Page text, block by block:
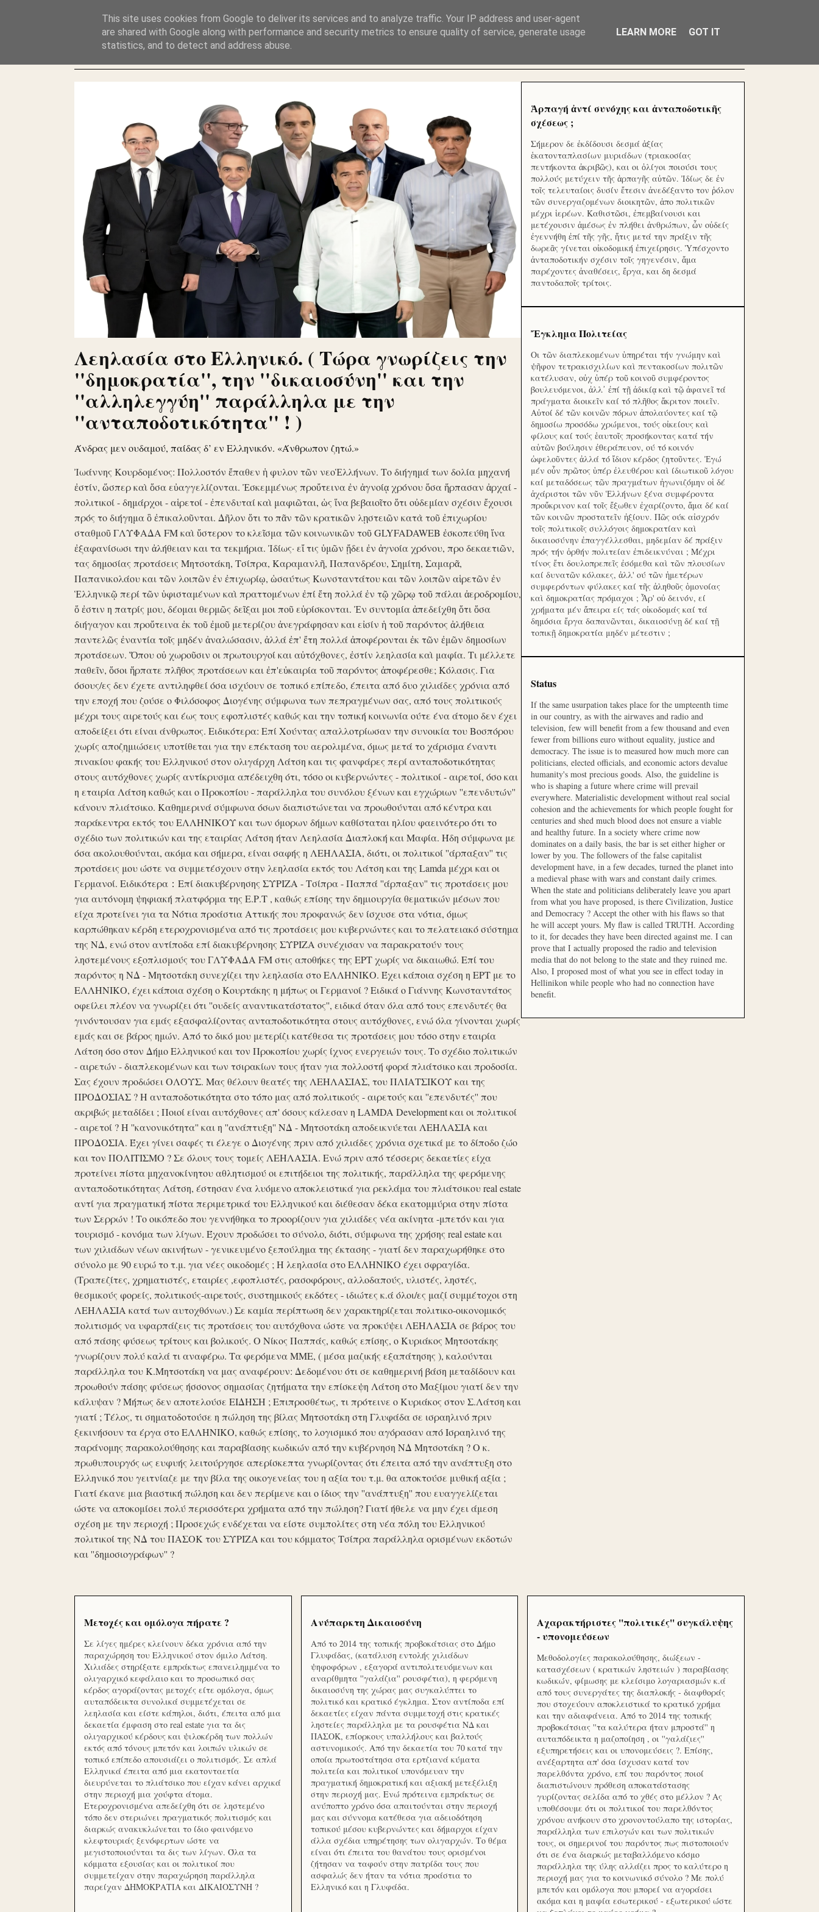
ΛΕΗΛΑΣΙΑ ΚΑΙ ΕΓΚΛΗΜΑ ?
Λεηλασία στο Ελληνικό. ( Τώρα γνωρίζεις την
''δημοκρατία'', την ''δικαιοσύνη'' και την
''αλληλεγγύη'' παράλληλα με την
''ανταποδοτικότητα'' ! )
Άνδρας μεν ουδαμού, παίδας δ’ εν Ελληνικόν. «Άνθρωπον ζητώ.»
Ἰωάννης Κουρδομένος: Πολλοστόν ἔπαθεν ἡ φυλον τῶν νεοἙλλήνων. Το διήγημά των δολία μηχανή
ἐστίν, ὥσπερ καὶ ὅσα εὐαγγελίζονται. Ἐσκεμμένως προὔτεινα ἐν ἀγνοίᾳ χρόνου ὅσα ἥρπασαν ἀρχαί -
πολιτικοί - δημάρχοι - αἱρετοί - ἐπενδυταί καὶ μαφιῶται, ὡς ἵνα βεβαιοῖτο ὅτι οὐδεμίαν σχέσιν ἔχουσι
πρός το διήγημα ὃ ἐπικαλοῦνται. Δῆλον ὅτι το πᾶν τῶν κρατικῶν λῃστειῶν κατὰ τοῦ ἐπιχωρίου
σταθμοῦ ΓΛΥΦΑΔΑ FM καὶ ὕστερον το κλεῖσμα τῶν κοινωνικῶν τοῦ GLYFADAWEB ἐσκοπεύθη ἵνα
ἐξαφανίσωσι την ἀλήθειαν και τα τεκμήρια. Ἰδίως· εἴ τις ὑμῶν ᾔδει ἐν ἀγνοία χρόνου, προ δεκαετιῶν,
τας δημοσίας προτάσεις Μητσοτάκη, Τσίπρα, Καραμανλῆ, Παπανδρέου, Σημίτη, Σαμαρᾶ,
Παπανικολάου και τῶν λοιπῶν ἐν ἐπιχωρίῳ, ὡσαύτως Κωνσταντάτου και τῶν λοιπῶν αἱρετῶν ἐν
Ἑλληνικῷ περί τῶν ὑφισταμένων καὶ πραττομένων ἐπί ἔτη πολλά ἐν τῷ χῶρῳ τοῦ πάλαι ἀεροδρομίου,
ὅ ἐστιν η πατρίς μου, δέομαι θερμῶς δεῖξαι μοι ποῦ εὑρίσκονται. Ἐν συντομία ἀπεδείχθη ὅτι ὅσα
διήγαγον και προὔτεινα ἐκ τοῦ ἐμοῦ μετερίζου ἀνεγράφησαν και εἰσίν ἡ τοῦ παρόντος ἀλήθεια
παντελῶς ἐναντία τοῖς μηδέν ἀναλώσασιν, ἀλλά ἐπ' ἔτη πολλά ἀποφέρονται ἐκ τῶν ἐμῶν δημοσίων
προτάσεων. Ὅπου οὐ χωροῦσιν οι πρωτουργοί και αὐτόχθονες, ἐστίν λεηλασία καὶ μαφία. Τι μέλλετε
παθεῖν, ὅσοι ἥρπατε πλῆθος προτάσεων και ἐπ'εὐκαιρία τοῦ παρόντος ἀποφέρεσθε; Κόλασις. Για
όσους/ες δεν έχετε αντιληφθεί όσα ισχύουν σε τοπικό επίπεδο, έπειτα από δυο χιλιάδες χρόνια από
την εποχή που ζούσε ο Φιλόσοφος Διογένης σύμφωνα των πεπραγμένων σας, από τους πολιτικούς
μέχρι τους αιρετούς και έως τους εφοπλιστές καθώς και την τοπική κοινωνία ούτε ένα άτομο δεν έχει
αποδείξει ότι είναι άνθρωπος. Ειδικότερα: Επί Χούντας απαλλοτρίωσαν την συνοικία του Βοσπόρου
χωρίς αποζημιώσεις υποτίθεται για την επέκταση του αερολιμένα, όμως μετά το χάρισμα έναντι
πινακίου φακής του Ελληνικού στον ολιγάρχη Λάτση και τις φανφάρες περί ανταποδοτικότητας
στους αυτόχθονες χωρίς αντίκρυσμα απέδειχθη ότι, τόσο οι κυβερνώντες - πολιτικοί - αιρετοί, όσο και
η εταιρία Λάτση καθώς και ο Προκοπίου - παράλληλα του συνόλου ξένων και εγχώριων ''επενδυτών''
κάνουν πλιάτσικο. Καθημερινά σύμφωνα όσων διαπιστώνεται να προωθούνται από κέντρα και
παράκεντρα εκτός του ΕΛΛΗΝΙΚΟΥ και των όμορων δήμων καθίσταται ηλίου φαεινότερο ότι το
σχέδιο των πολιτικών και της εταιρίας Λάτση ήταν Λεηλασία Διαπλοκή και Μαφία. Ήδη σύμφωνα με
όσα ακολουθούνται, ακόμα και σήμερα, είναι σαφής η ΛΕΗΛΑΣΙΑ, διότι, οι πολιτικοί ''άρπαξαν'' τις
προτάσεις μου ώστε να συμμετέσχουν στην λεηλασία εκτός του Λάτση και της Lamda μέχρι και οι
Γερμανοί. Ειδικότερα：Επί διακυβέρνησης ΣΥΡΙΖΑ - Τσίπρα - Παππά ''άρπαξαν'' τις προτάσεις μου
για αυτόνομη ψηφιακή πλατφόρμα της Ε.Ρ.Τ , καθώς επίσης την δημιουργία θεματικών μέσων που
είχα προτείνει για τα Νότια προάστια Αττικής που προφανώς δεν ίσχυσε στα νότια, όμως
καρπώθηκαν κέρδη ετεροχρονισμένα από τις προτάσεις μου κυβερνώντες και το πελατειακό σύστημα
της ΝΔ, ενώ στον αντίποδα επί διακυβέρνησης ΣΥΡΙΖΑ συνέχισαν να παρακρατούν τους
ληστεμένους εξοπλισμούς του ΓΛΥΦΑΔΑ FM στις αποθήκες της ΕΡΤ χωρίς να δικαιωθώ. Επί του
παρόντος η ΝΔ - Μητσοτάκη συνεχίζει την λεηλασία στο ΕΛΛΗΝΙΚΟ. Έχει κάποια σχέση η ΕΡΤ με το
ΕΛΛΗΝΙΚΟ, έχει κάποια σχέση ο Κουρτάκης η μήπως οι Γερμανοί ? Ειδικά ο Γιάννης Κωνσταντάτος
οφείλει πλέον να γνωρίζει ότι ''ουδείς αναντικατάστατος'', ειδικά όταν όλα από τους επενδυτές θα
γινόντουσαν για εμάς εξασφαλίζοντας ανταποδοτικότητα στους αυτόχθονες, ενώ όλα γίνονται χωρίς
εμάς και σε βάρος ημών. Από το δικό μου μετερίζι κατέθεσα τις προτάσεις μου τόσο στην εταιρία
Λάτση όσο στον Δήμο Ελληνικού και τον Προκοπίου χωρίς ίχνος ενεργειών τους. Το σχέδιο πολιτικών
- αιρετών - διαπλεκομένων και των τσιρακίων τους ήταν για πολλοστή φορά πλιάτσικο και προδοσία.
Σας έχουν προδώσει ΟΛΟΥΣ. Μας θέλουν θεατές της ΛΕΗΛΑΣΙΑΣ, του ΠΛΙΑΤΣΙΚΟΥ και της
ΠΡΟΔΟΣΙΑΣ ? Η ανταποδοτικότητα στο τόπο μας από πολιτικούς - αιρετούς και ''επενδυτές'' που
ακριβώς μεταδίδει ; Ποιοί είναι αυτόχθονες απ' όσους κάλεσαν η LAMDA Development και οι πολιτικοί
- αιρετοί ? Η ''κανονικότητα'' και η ''ανάπτυξη'' ΝΔ - Μητσοτάκη αποδεικνύεται ΛΕΗΛΑΣΙΑ και
ΠΡΟΔΟΣΙΑ. Έχει γίνει σαφές τι έλεγε ο Διογένης πριν από χιλιάδες χρόνια σχετικά με το δίποδο ζώο
και τον ΠΟΛΙΤΙΣΜΟ ? Σε όλους τους τομείς ΛΕΗΛΑΣΙΑ. Ενώ πριν από τέσσερις δεκαετίες είχα
προτείνει πίστα μηχανοκίνητου αθλητισμού οι επιτήδειοι της πολιτικής, παράλληλα της φερόμενης
ανταποδοτικότητας Λάτση, έστησαν ένα λυόμενο αποκλειστικά για ρεκλάμα του πλιάτσικου real estate
αντί για πραγματική πίστα περιμετρικά του Ελληνικού και διέθεσαν δέκα εκατομμύρια στην πίστα
των Σερρών ! Το οικόπεδο που γεννήθηκα το προορίζουν για χιλιάδες νέα ακίνητα -μπετόν και για
τουρισμό - κονόμα των λίγων. Έχουν προδώσει το σύνολο, διότι, σύμφωνα της χρήσης real estate και
των χιλιάδων νέων ακινήτων - γενικευμένο ξεπούλημα της έκτασης - γιατί δεν παραχωρήθηκε στο
σύνολο με 90 ευρώ το τ.μ. για νέες οικοδομές ; Η λεηλασία στο ΕΛΛΗΝΙΚΟ έχει σφραγίδα.
(Τραπεζίτες, χρηματιστές, εταιρίες ,εφοπλιστές, ρασοφόρους, αλλοδαπούς, υλιστές, ληστές,
θεσμικούς φορείς, πολιτικούς-αιρετούς, συστημικούς εκδότες - ιδιώτες κ.ά όλοι/ες μαζί συμμέτοχοι στη
ΛΕΗΛΑΣΙΑ κατά των αυτοχθόνων.) Σε καμία περίπτωση δεν χαρακτηρίζεται πολιτικο-οικονομικός
πολιτισμός να υφαρπάζεις τις προτάσεις του αυτόχθονα ώστε να προκύψει ΛΕΗΛΑΣΙΑ σε βάρος του
από πάσης φύσεως τρίτους και βολικούς. Ο Νίκος Παππάς, καθώς επίσης, ο Κυριάκος Μητσοτάκης
γνωρίζουν πολύ καλά τι αναφέρω. Τα φερόμενα ΜΜΕ, ( μέσα μαζικής εξαπάτησης ), καλούνται
παράλληλα του Κ.Μητσοτάκη να μας αναφέρουν: Δεδομένου ότι σε καθημερινή βάση μεταδίδουν και
προωθούν πάσης φύσεως ήσσονος σημασίας ζητήματα την επίσκεψη Λάτση στο Μαξίμου γιατί δεν την
κάλυψαν ? Μήπως δεν αποτελούσε ΕΙΔΗΣΗ ; Επιπροσθέτως, τι πρότεινε ο Κυριάκος στον Σ.Λάτση και
γιατί ; Τέλος, τι σηματοδοτούσε η πώληση της βίλας Μητσοτάκη στη Γλυφάδα σε ισραηλινό πριν
ξεκινήσουν τα έργα στο ΕΛΛΗΝΙΚΟ, καθώς επίσης, το λογισμικό που αγόρασαν από Ισραηλινό της
παράνομης παρακολούθησης και παραβίασης κωδικών από την κυβέρνηση ΝΔ Μητσοτάκη ? Ο κ.
πρωθυπουργός ως ευφυής λειτούργησε απερίσκεπτα γνωρίζοντας ότι έπειτα από την ανάπτυξη στο
Ελληνικό που γειτνίαζε με την βίλα της οικογενείας του η αξία του τ.μ. θα αποκτούσε μυθική αξία ;
Γιατί έκανε μια βιαστική πώληση και δεν περίμενε και ο ίδιος την ''ανάπτυξη'' που ευαγγελίζεται
ώστε να αποκομίσει πολύ περισσότερα χρήματα από την πώληση? Γιατί ήθελε να μην έχει άμεση
σχέση με την περιοχή ; Προσεχώς ενδέχεται να είστε συμπολίτες στη νέα πόλη του Ελληνικού
πολιτικοί της ΝΔ του ΠΑΣΟΚ του ΣΥΡΙΖΑ και του κόμματος Τσίπρα παράλληλα ορισμένων εκδοτών
και ''δημοσιογράφων'' ?
Ἁρπαγή ἀντί συνόχης και ἀνταποδοτικῆς
σχέσεως ;
Σήμερον δε ἐκδίδουσι δεσμά ἀξίας
ἑκατονταπλασίων μυριάδων (τριακοσίας
πεντήκοντα ἀκριβῶς), και οι ὀλίγοι ποιούσι τους
πολλούς μετύχειν τῆς ἁρπαγῆς αὐτῶν. Ἰδίως δε ἐν
τοῖς τελευταίοις δυσίν ἔτεσιν ἀνεδέξαντο τον ῥόλον
τῶν συνεργαζομένων διοικητῶν, ἀπο πολιτικῶν
μέχρι ἱερέων. Καθιστῶσι, ἐπεμβαίνουσι και
μετέχουσιν ἀμέσως ἐν πλήθει ἀνθρώπων, ὧν οὐδείς
ἐγεννήθη ἐπί τῆς γῆς, ἥτις μετά την πράξιν τῆς
δωρεᾶς γίνεται οἰκοδομική ἐπιχείρησις. Ὑπέσχοντο
ἀνταποδοτικήν σχέσιν τοῖς γηγενέσιν, ἅμα
παρέχοντες ἀναθέσεις, ἔργα, και δη δεσμά
παντοδαποῖς τρίτοις.
Ἔγκλημα Πολιτείας
Οι τῶν διαπλεκομένων ὑπηρέται τήν γνώμην καὶ
ψῆφον τετρακισχιλίων καὶ πεντακοσίων πολιτῶν
κατέλυσαν, οὐχ ὑπέρ τοῦ κοινοῦ συμφέροντος
βουλευόμενοι, ἀλλ᾽ ἐπί τῇ ἀδικίᾳ καὶ τῷ ἀφανεῖ τά
πράγματα διοικεῖν καί τό πλῆθος ἄκριτον ποιεῖν.
Αὐτοί δέ τῶν κοινῶν πόρων ἀπολαύοντες καί τῷ
δημοσίω προσόδω χρώμενοι, τούς οἰκείους καὶ
φίλους καί τούς ἑαυτοῖς προσήκοντας κατά τήν
αὑτῶν βούλησιν ἐθεράπευον, ού τό κοινόν
ὠφελοῦντες ἀλλά τό ἴδιον κέρδος ζητοῦντες. Ἐγώ
μέν οὖν πρῶτος ὑπέρ ἐλευθέρου καὶ ίδιωτικοῦ λόγου
καί μεταδόσεως τῶν πραγμάτων ἠγωνιζόμην οἱ δέ
ἀχάριστοι τῶν νῦν Ἑλλήνων ξένα συμφέροντα
προὔκρινον καί τοῖς ἔξωθεν ἐχαρίζοντο, ἅμα δέ καί
τῶν κοινῶν προστατεῖν ἠξίουν. Πῶς ούκ αἰσχρόν
τοῖς πολιτικοῖς συλλόγοις δημοκρατίαν καὶ
δικαιοσύνην ἐπαγγέλλεσθαι, μηδεμίαν δέ πράξιν
πρός τήν ὀρθήν πολιτείαν ἐπιδεικνύναι ; Μέχρι
τίνος ἔτι δουλοπρεπεῖς ἐσόμεθα καὶ τῶν πλουσίων
καί δυνατῶν κόλακες, ἀλλ' ού τῶν ἡμετέρων
συμφερόντων φύλακες καί τῆς ἀληθοῦς ὁμονοίας
καὶ δημοκρατίας πρόμαχοι ; Ἆρ' οὐ δεινόν, εί
χρήματα μέν ἄπειρα είς τάς οἰκοδομάς καί τά
δημόσια ἔργα δαπανῶνται, δικαιοσύνῃ δέ καί τῇ
τοπικῇ δημοκρατία μηδέν μέτεστιν ;
Status
If the same usurpation takes place for the umpteenth time
in our country, as with the airwaves and radio and
television, few will benefit from a few thousand and even
fewer from billions euro without equality, justice and
democracy. The issue is to measured how much more can
politicians, elected officials, and economic actors devalue
humanity's most precious goods. Also, the guideline is
who is shaping a future where crime will prevail
everywhere. Materialistic development without real social
cohesion and the achievements for which people fought for
centuries and shed much blood does not ensure a viable
and healthy future. In a society where crime now
dominates on a daily basis, the bar is set either higher or
lower by you. The followers of the false capitalist
development have, in a few decades, turned the planet into
a medieval phase with wars and constant daily crimes.
When the state and politicians deliberately leave you apart
from what you have proposed, is there Civilization, Justice
and Democracy ? Accept the other with his flaws so that
he will accept yours. My flaw is called TRUTH. According
to it, for decades they have been directed against me. I can
prove that I actually proposed the radio and television
media that do not belong to the state and they ruined me.
Also, I proposed most of what you see in effect today in
Hellinikon while people who had no connection have
benefit.
Μετοχές και ομόλογα πήρατε ?
Σε λίγες ημέρες κλείνουν δέκα χρόνια από την
παραχώρηση του Ελληνικού στον όμιλο Λάτση.
Χιλιάδες στηρίξατε εμπράκτως επανειλημμένα το
ολιγαρχικό κεφάλαιο και το προσωπικό σας
κέρδος αγοράζοντας μετοχές είτε ομόλογα, όμως
αυταπόδεικτα συνολικά συμμετέχεται σε
λεηλασία και είστε κάπηλοι, διότι, έπειτα από μια
δεκαετία έμφαση στο real estate για τα δις
ολιγαρχικού κέρδους και ψιλοκέρδη των πολλών
εκτός από τόνους μπετόν και λοιπών υλικών σε
τοπικό επίπεδο απουσιάζει ο πολιτισμός. Σε απλά
Ελληνικά έπειτα από μια εκατονταετία
διευρύνεται το πλιάτσικο που είχαν κάνει αρχικά
στην περιοχή μια χούφτα άτομα.
Ετεροχρονισμένα απεδείχθη ότι σε ληστεμένο
τόπο δεν στεριώνει πραγματικός πολιτισμός και
διαρκώς ανακυκλώνεται το ίδιο φαινόμενο
κλεφτουριάς ξενόφερτων ώστε να
μεγιστοποιούνται τα δις των λίγων. Όλα τα
κόμματα εξουσίας και οι πολιτικοί που
συμμετείχαν στην παραχώρηση παράλληλα
παρείχαν ΔΗΜΟΚΡΑΤΙΑ και ΔΙΚΑΙΟΣΥΝΗ ?
Ανύπαρκτη Δικαιοσύνη
Από το 2014 της τοπικής προβοκάτσιας στο Δήμο
Γλυφάδας, (κατάλυση εντολής χιλιάδων
ψηφοφόρων , εξαγορά αντιπολιτευόμενων και
αναρίθμητα ''γαλάζια'' ρουσφέτια), η φερόμενη
δικαιοσύνη της χώρας μας συγκαλύπτει το
πολιτικό και κρατικό έγκλημα. Στον αντίποδα επί
δεκαετίες είχαν πάντα συμμετοχή στις κρατικές
ληστείες παράλληλα με τα ρουσφέτια ΝΔ και
ΠΑΣΟΚ, επίορκους υπαλλήλους και βαλτούς
αστυνομικούς. Από την δεκαετία του 70 κατά την
οποία πρωτοστάτησα στα ερτζιανά κύματα
πολιτεία και πολιτικοί υπονόμευαν την
πραγματική δημοκρατική και αξιακή μετεξέλιξη
στην περιοχή μας. Ενώ πρότεινα εμπράκτως σε
ανύποπτο χρόνο όσα απαιτούνται στην περιοχή
μας και σύννομα κατέθεσα για αδειοδότηση
τοπικού μέσου κυβερνώντες και δήμαρχοι είχαν
άλλα σχέδια υπηρέτησης των ολιγαρχών. Το θέμα
είναι ότι έπειτα του θανάτου τους ορισμένοι
ζήτησαν να ταφούν στην πατρίδα τους που
ασφαλώς δεν ήταν τα νότια προάστια το
Ελληνικό και η Γλυφάδα.
Αχαρακτήριστες ''πολιτικές'' συγκάλυψης
- υπονομεύσεων
Μεθοδολογίες παρακολούθησης, διώξεων -
κατασχέσεων ( κρατικών ληστειών ) παραβίασης
κωδικών, φίμωσης με κλείσιμο λογαριασμών κ.ά
από τους συνεργάτες της διαπλοκής - διαφθοράς
που στοχεύουν αποκλειστικά το κρατικό χρήμα
και την αδιαφάνεια. Από το 2014 της τοπικής
προβοκάτσιας ''τα καλύτερα ήταν μπροστά'' η
αυταπόδεικτα η μαζοποίηση , οι ''γαλάζιες''
εξυπηρετήσεις και οι υπονομεύσεις ?. Επίσης,
ανέξαρτητα απ' όσα ίσχυσαν κατά τον
παρελθόντα χρόνο, επί του παρόντος ποιοί
διαπιστώνουν πρόθεση αποκατάστασης
γυρίζοντας σελίδα από το χθές στο μέλλον ? Ας
υποθέσουμε ότι οι πολιτικοί του παρελθόντος
χρόνου ανήκουν στο χρονοντούλαπο της ιστορίας,
παράλληλα των επιλογών και των πολιτικών
τους, οι σημερινοί του παρόντος πως πιστοποιούν
ότι σε ένα διαρκώς μεταβαλλόμενο κόσμο
παράλληλα της ύλης αλλάζει προς το καλύτερο η
περιοχή μας για το κοινωνικό σύνολο ? Με πολύ
μπετόν και ομόλογα που μπορεί να αγοράσει
ακόμα και η μαφία εσωτερικού - εξωτερικού ώστε
This site uses cookies from Google to deliver its services and to analyze traffic. Your IP address and user-agent
are shared with Google along with performance and security metrics to ensure quality of service, generate usage
statistics, and to detect and address abuse.
LEARN MORE GOT IT